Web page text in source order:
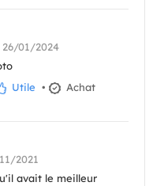
26/01/2024
Utile •
Achat
2021
avait le meilleur